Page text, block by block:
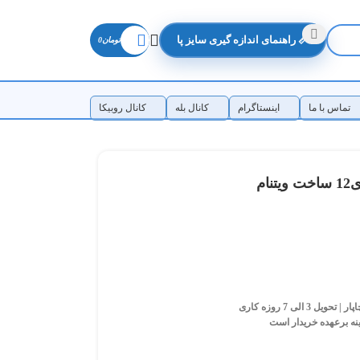
📏 راهنمای اندازه گیری سایز پا تومان0
تماس با ما اینستاگرام کانال بله
کانال روبیکا
7 روزه کاری
برعهده خریدار است